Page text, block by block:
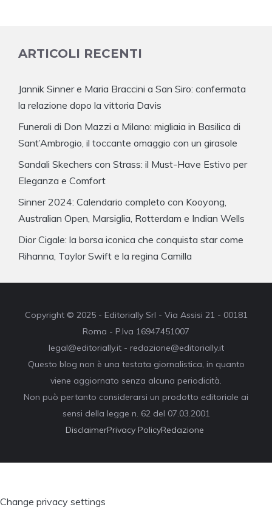
ARTICOLI RECENTI
Jannik Sinner e Maria Braccini a San Siro: confermata
la relazione dopo la vittoria Davis
Funerali di Don Mazzi a Milano: migliaia in Basilica di
Sant’Ambrogio, il toccante omaggio con un girasole
Sandali Skechers con Strass: il Must-Have Estivo per
Eleganza e Comfort
Sinner 2024: Calendario completo con Kooyong,
Australian Open, Marsiglia, Rotterdam e Indian Wells
Dior Cigale: la borsa iconica che conquista star come
Rihanna, Taylor Swift e la regina Camilla
Copyright © 2025 - Editorially Srl - Via Assisi 21 - 00181
Roma - P.Iva 16947451007
legal@editorially.it - redazione@editorially.it
Questo blog non è una testata giornalistica, in quanto
viene aggiornato senza alcuna periodicità.
Non può pertanto considerarsi un prodotto editoriale ai
sensi della legge n. 62 del 07.03.2001
DisclaimerPrivacy PolicyRedazione
Change privacy settings